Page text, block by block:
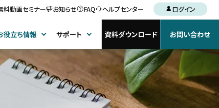
料動画セミナー お知らせ FAQ ヘルプセンター ログイン
役立ち情報 サポート 資料ダウンロード お問い合わせ